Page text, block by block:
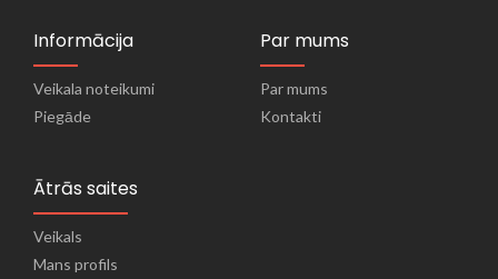
Informācija
Veikala noteikumi
Piegāde
Par mums
Par mums
Kontakti
Ātrās saites
Veikals
Mans profils